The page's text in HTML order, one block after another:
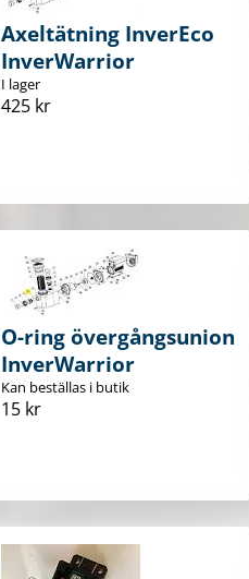
Axeltätning InverEco
InverWarrior
I lager
425 kr
O-ring övergångsunion
InverWarrior
Kan beställas i butik
15 kr